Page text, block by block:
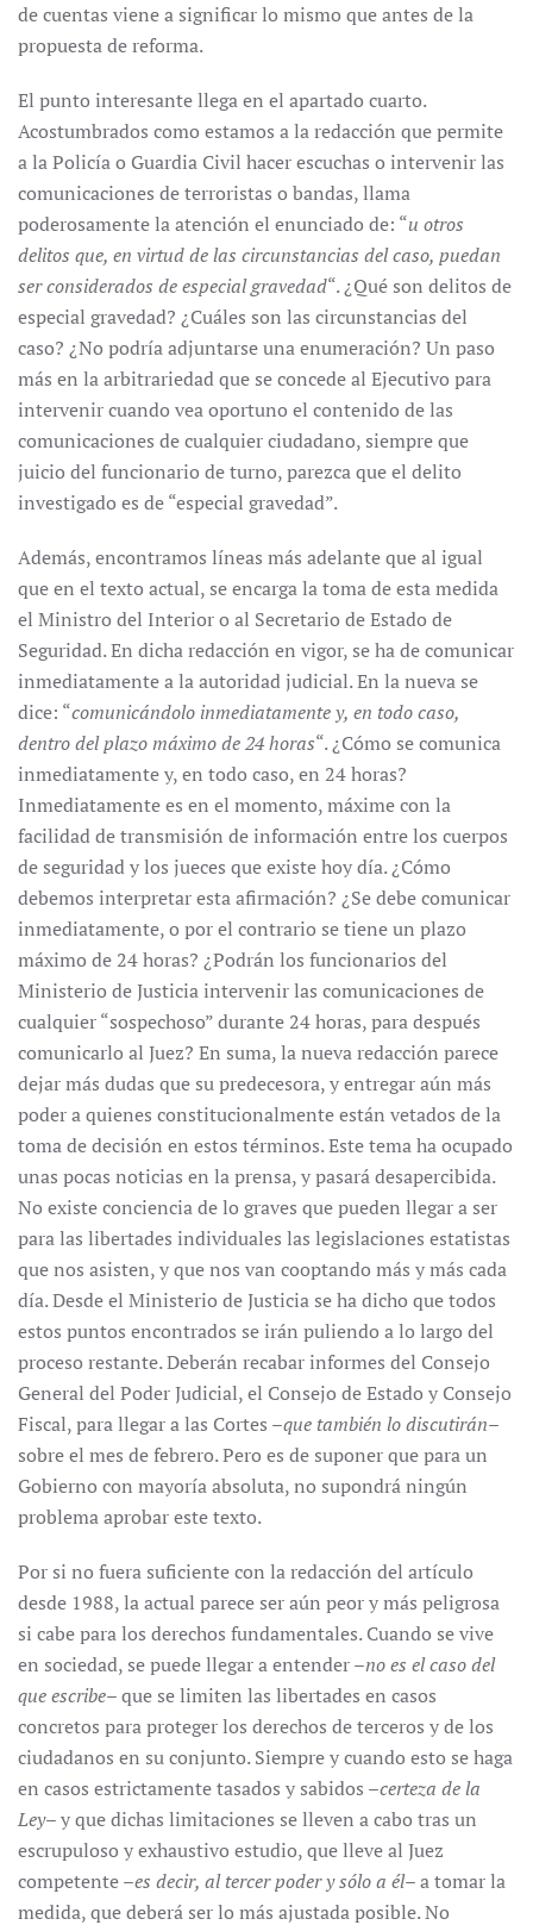
de cuentas viene a significar lo mismo que antes de la
propuesta de reforma.
El punto interesante llega en el apartado cuarto.
Acostumbrados como estamos a la redacción que permite
a la Policía o Guardia Civil hacer escuchas o intervenir las
comunicaciones de terroristas o bandas, llama
poderosamente la atención el enunciado de: “u otros
delitos que, en virtud de las circunstancias del caso, puedan
ser considerados de especial gravedad“. ¿Qué son delitos de
especial gravedad? ¿Cuáles son las circunstancias del
caso? ¿No podría adjuntarse una enumeración? Un paso
más en la arbitrariedad que se concede al Ejecutivo para
intervenir cuando vea oportuno el contenido de las
comunicaciones de cualquier ciudadano, siempre que
juicio del funcionario de turno, parezca que el delito
investigado es de “especial gravedad”.
Además, encontramos líneas más adelante que al igual
que en el texto actual, se encarga la toma de esta medida
el Ministro del Interior o al Secretario de Estado de
Seguridad. En dicha redacción en vigor, se ha de comunicar
inmediatamente a la autoridad judicial. En la nueva se
dice: “comunicándolo inmediatamente y, en todo caso,
dentro del plazo máximo de 24 horas“. ¿Cómo se comunica
inmediatamente y, en todo caso, en 24 horas?
Inmediatamente es en el momento, máxime con la
facilidad de transmisión de información entre los cuerpos
de seguridad y los jueces que existe hoy día. ¿Cómo
debemos interpretar esta afirmación? ¿Se debe comunicar
inmediatamente, o por el contrario se tiene un plazo
máximo de 24 horas? ¿Podrán los funcionarios del
Ministerio de Justicia intervenir las comunicaciones de
cualquier “sospechoso” durante 24 horas, para después
comunicarlo al Juez? En suma, la nueva redacción parece
dejar más dudas que su predecesora, y entregar aún más
poder a quienes constitucionalmente están vetados de la
toma de decisión en estos términos. Este tema ha ocupado
unas pocas noticias en la prensa, y pasará desapercibida.
No existe conciencia de lo graves que pueden llegar a ser
para las libertades individuales las legislaciones estatistas
que nos asisten, y que nos van cooptando más y más cada
día. Desde el Ministerio de Justicia se ha dicho que todos
estos puntos encontrados se irán puliendo a lo largo del
proceso restante. Deberán recabar informes del Consejo
General del Poder Judicial, el Consejo de Estado y Consejo
Fiscal, para llegar a las Cortes –que también lo discutirán–
sobre el mes de febrero. Pero es de suponer que para un
Gobierno con mayoría absoluta, no supondrá ningún
problema aprobar este texto.
Por si no fuera suficiente con la redacción del artículo
desde 1988, la actual parece ser aún peor y más peligrosa
si cabe para los derechos fundamentales. Cuando se vive
en sociedad, se puede llegar a entender –no es el caso del
que escribe– que se limiten las libertades en casos
concretos para proteger los derechos de terceros y de los
ciudadanos en su conjunto. Siempre y cuando esto se haga
en casos estrictamente tasados y sabidos –certeza de la
Ley– y que dichas limitaciones se lleven a cabo tras un
escrupuloso y exhaustivo estudio, que lleve al Juez
competente –es decir, al tercer poder y sólo a él– a tomar la
medida, que deberá ser lo más ajustada posible. No